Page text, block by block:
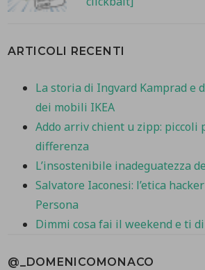
ARTICOLI RECENTI
La storia di Ingvard Kamprad e
dei mobili IKEA
Addo arriv chient u zipp: piccoli
differenza
L’insostenibile inadeguatezza
Salvatore Iaconesi: l’etica
Persona
Dimmi cosa fai il weekend e ti
@_DOMENICOMONACO